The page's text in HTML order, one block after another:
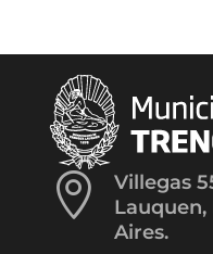

Villegas
Aires.